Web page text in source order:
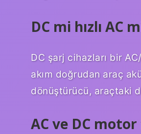
DC mi hızlı AC
DC şarj cihazları bir
akım doğrudan araç
dönüştürücü, araçtaki
AC ve DC